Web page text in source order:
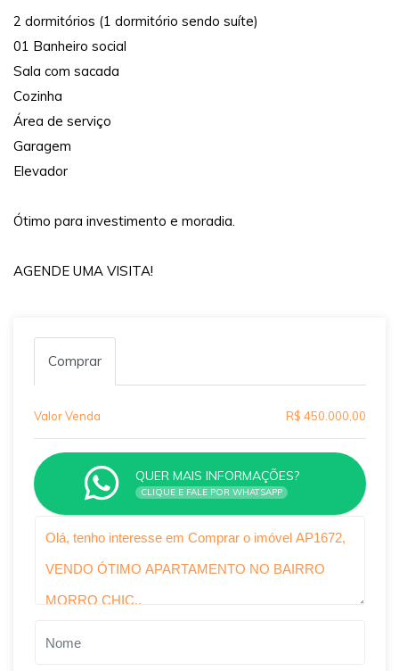
2 dormitórios (1 dormitório sendo suíte)
01 Banheiro social
Sala com sacada
Cozinha
Área de serviço
Garagem
Elevador
Ótimo para investimento e moradia.
AGENDE UMA VISITA!
Comprar
Valor Venda R$ 450.000,00
QUER MAIS INFORMAÇÕES?
CLIQUE E FALE POR WHATSAPP